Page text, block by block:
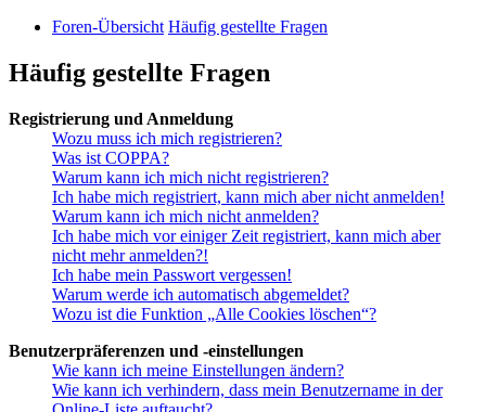
Foren-Übersicht Häufig gestellte Fragen
Häufig gestellte Fragen
Registrierung und Anmeldung
Wozu muss ich mich registrieren?
Was ist COPPA?
Warum kann ich mich nicht registrieren?
Ich habe mich registriert, kann mich aber nicht anmelden!
Warum kann ich mich nicht anmelden?
Ich habe mich vor einiger Zeit registriert, kann mich aber
nicht mehr anmelden?!
Ich habe mein Passwort vergessen!
Warum werde ich automatisch abgemeldet?
Wozu ist die Funktion „Alle Cookies löschen“?
Benutzerpräferenzen und -einstellungen
Wie kann ich meine Einstellungen ändern?
Wie kann ich verhindern, dass mein Benutzername in der